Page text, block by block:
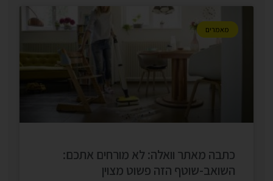
מאמרים
כתבה מאתר וואלה: לא מורחים אתכם:
השואב-שוטף הזה פשוט מצוין